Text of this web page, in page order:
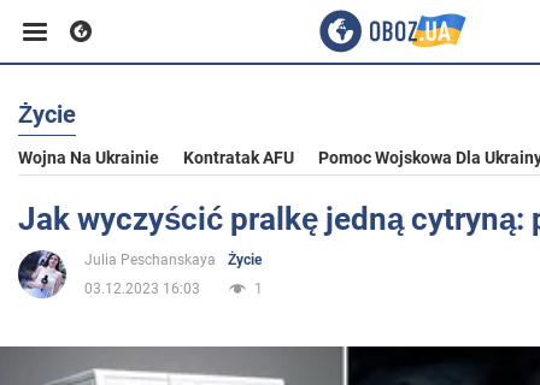
Biznes
Sport
Rozrywka
Życie
Wojna Na Ukrainie Kontratak AFU Pomoc Wojskowa Dla
Jak wyczyścić pralkę jedną cytryną:
Julia Peschanskaya
Życie
03.12.2023 16:03
1